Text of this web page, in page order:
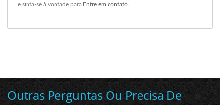
e sinta-se à vontade para Entre em contato
Outras Perguntas Ou Precisa De